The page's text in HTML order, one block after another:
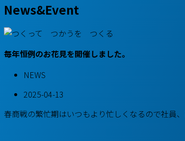
News&Event
毎年恒例のお花見を開催しました。
NEWS
2025-04-13
春商戦の繁忙期はいつもより忙しくなるので社員